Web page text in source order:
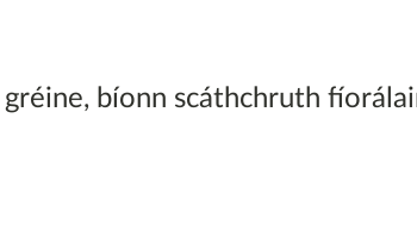
bíonn scáthchruth